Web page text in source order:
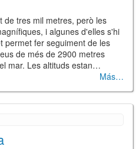
de tres mil metres, però les
i algunes d'elles s'hi
permet fer seguiment de les
de més de 2900 metres
mar. Les altituds estan…
Más